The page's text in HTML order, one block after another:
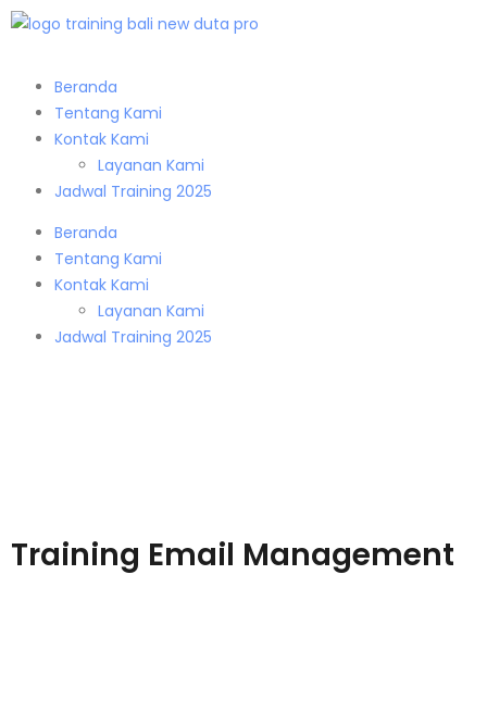
Beranda
Tentang Kami
Kontak Kami
Layanan Kami
Jadwal Training 2025
Beranda
Tentang Kami
Kontak Kami
Layanan Kami
Jadwal Training 2025
Training Email Management